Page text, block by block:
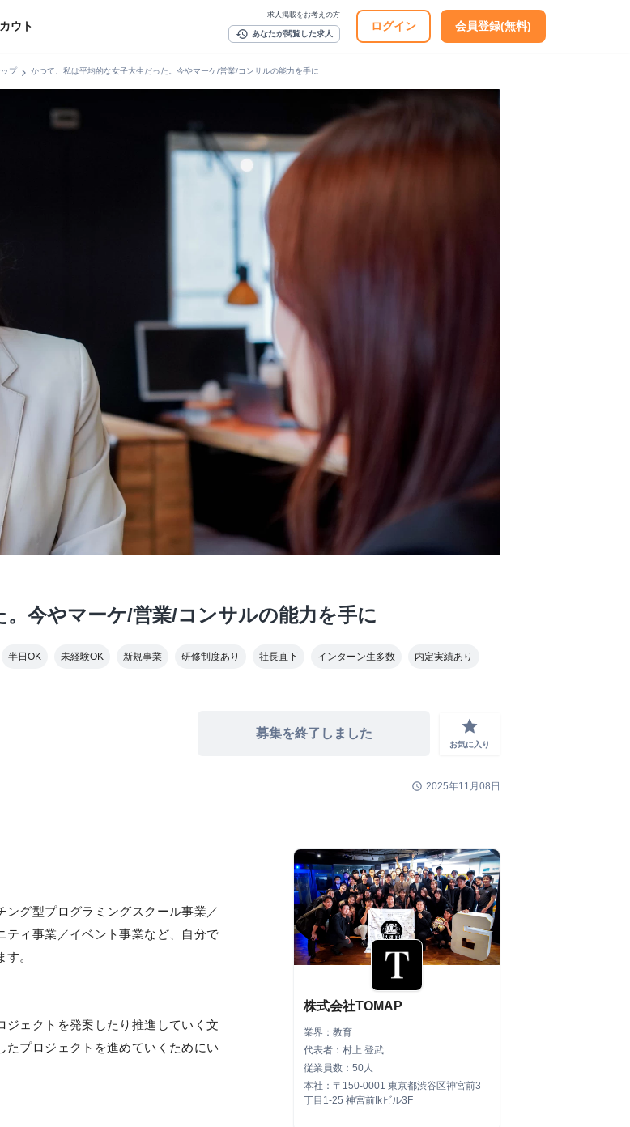
ウト
求人掲載をお考えの方
history あなたが閲覧した求人
ログイン 会員登録(無料)
プchevron_right かつて、私は平均的な女子大生だった。今やマーケ/営業/コンサルの能力を手に
今やマーケ/営業/コンサルの能力を手に
半日OK 未経験OK 新規事業 研修制度あり 社長直下 インターン生多数 内定実績あり
募集を終了しました grade
お気に入り
schedule 2025年11月08日
グ型プログラミングスクール事業／
ティ事業／イベント事業など、自分で
。
ェクトを発案したり推進していく文
プロジェクトを進めていくためにい
株式会社TOMAP
業界：教育
代表者：村上 登武
従業員数：50人
本社：〒150-0001 東京都渋谷区神宮前3
丁目1-25 神宮前Ikビル3F